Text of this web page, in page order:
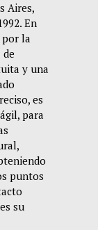
Aires,
En
por la
y una
es
para
puntos
su